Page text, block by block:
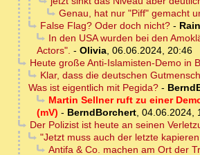
Genau, hat nur "Piff" gemacht
False Flag? Oder doch nicht?- Rain
In den USA wurden bei den
Actors". - Olivia, 06.06.2024, 20:46
Heute große Anti-Islamisten-Demo in
Klar, dass die deutschen
Was ist eigentlich mit Pegida? -
Martin Sellner ruft zu einer
(mV) - BerndBorchert, 04.06.2024,
Der Polizist ist heute an seinen
"Jetzt muss auch der letzte
Antifa & Co. machen am Ort der